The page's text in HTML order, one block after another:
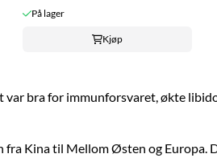
På lager
Kjøp
bra for immunforsvaret, økte
Kina til Mellom Østen og